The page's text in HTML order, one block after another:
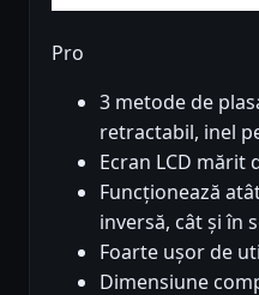
Pro
3 metode de
retractabil, inel
Ecran LCD mărit
Funcționează
inversă, cât și în
Foarte ușor de
Dimensiune